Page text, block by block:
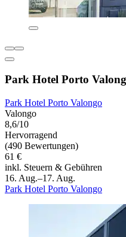
Park Hotel Porto
Park Hotel Porto Valongo
Valongo
8,6/10
Hervorragend
(490 Bewertungen)
61 €
inkl. Steuern & Gebühren
16. Aug.–17. Aug.
Park Hotel Porto Valongo